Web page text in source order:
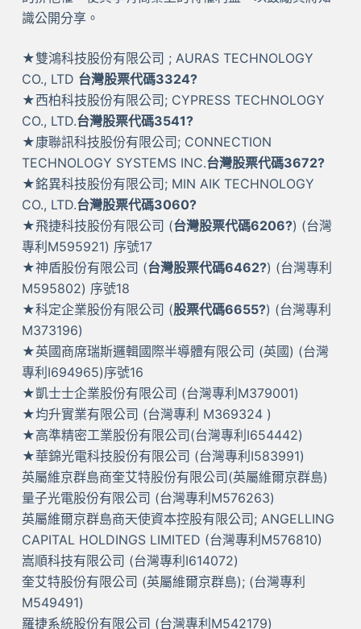
識公開分享。
★雙鴻科技股份有限公司 ; AURAS TECHNOLOGY
CO., LTD 台灣股票代碼3324?
★西柏科技股份有限公司; CYPRESS TECHNOLOGY
CO., LTD.台灣股票代碼3541?
★康聯訊科技股份有限公司; CONNECTION
TECHNOLOGY SYSTEMS INC.台灣股票代碼3672?
★銘異科技股份有限公司; MIN AIK TECHNOLOGY
CO., LTD.台灣股票代碼3060?
★飛捷科技股份有限公司 (台灣股票代碼6206?) (台灣
專利M595921) 序號17
★神盾股份有限公司 (台灣股票代碼6462?) (台灣專利
M595802) 序號18
★科定企業股份有限公司 (股票代碼6655?) (台灣專利
M373196)
★英國商席瑞斯邏輯國際半導體有限公司 (英國) (台灣
專利I694965)序號16
★凱士士企業股份有限公司 (台灣專利M379001)
★均升實業有限公司 (台灣專利 M369324 )
★高準精密工業股份有限公司(台灣專利I654442)
★華錦光電科技股份有限公司 (台灣專利I583991)
英屬維京群島商奎艾特股份有限公司(英屬維爾京群島)
量子光電股份有限公司 (台灣專利M576263)
英屬維爾京群島商天使資本控股有限公司; ANGELLING
CAPITAL HOLDINGS LIMITED (台灣專利M576810)
嵩順科技有限公司 (台灣專利I614072)
奎艾特股份有限公司 (英屬維爾京群島); (台灣專利
M549491)
羅捷系統股份有限公司 (台灣專利M542179)